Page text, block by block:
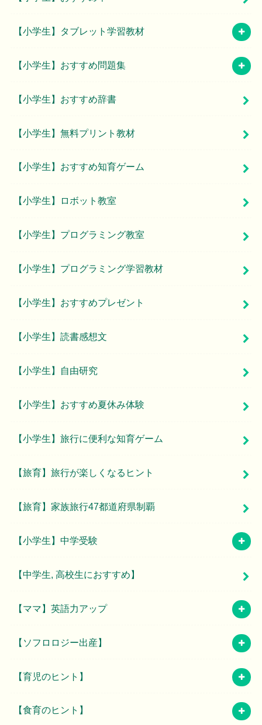
【小学生】タブレット学習教材
【小学生】おすすめ問題集
【小学生】おすすめ辞書
【小学生】無料プリント教材
【小学生】おすすめ知育ゲーム
【小学生】ロボット教室
【小学生】プログラミング教室
【小学生】プログラミング学習教材
【小学生】おすすめプレゼント
【小学生】読書感想文
【小学生】自由研究
【小学生】おすすめ夏休み体験
【小学生】旅行に便利な知育ゲーム
【旅育】旅行が楽しくなるヒント
【旅育】家族旅行47都道府県制覇
【小学生】中学受験
【中学生, 高校生におすすめ】
【ママ】英語力アップ
【ソフロロジー出産】
【育児のヒント】
【食育のヒント】